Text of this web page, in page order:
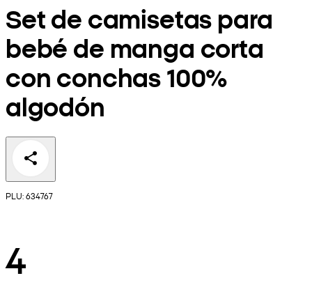
Set de camisetas para
bebé de manga corta
con conchas 100%
algodón
PLU: 634767
4